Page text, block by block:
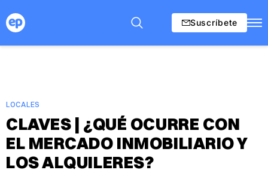
Suscríbete
LOCALES
CLAVES | ¿QUÉ OCURRE CON
EL MERCADO INMOBILIARIO Y
LOS ALQUILERES?